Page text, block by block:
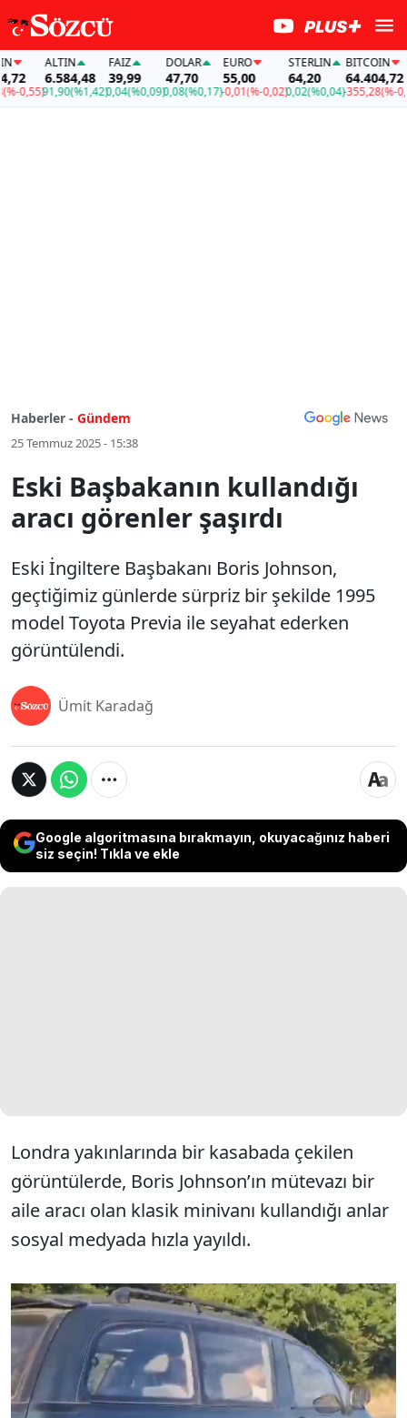
0,55)
ALTIN
6.584,48
91,90(%1,42)
FAİZ
39,99
0,04(%0,09)
DOLAR
47,70
0,08(%0,17)
EURO
55,00
-0,01(%-0,02)
STERLIN
64,20
0,02(%0,04)
BITCOIN
64.404,72
-355,28(%-0,55)
Haberler - Gündem
25 Temmuz 2025 - 15:38
Eski Başbakanın kullandığı
aracı görenler şaşırdı
Eski İngiltere Başbakanı Boris Johnson,
geçtiğimiz günlerde sürpriz bir şekilde 1995
model Toyota Previa ile seyahat ederken
görüntülendi.
Ümit Karadağ
Google algoritmasına bırakmayın, okuyacağınız haberi
siz seçin! Tıkla ve ekle
Londra yakınlarında bir kasabada çekilen
görüntülerde, Boris Johnson’ın mütevazı bir
aile aracı olan klasik minivanı kullandığı anlar
sosyal medyada hızla yayıldı.